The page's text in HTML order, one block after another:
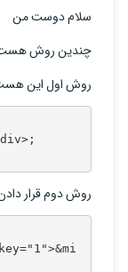
سلام دوست من
چندین روش
روش اول این هست
روش دوم قرار